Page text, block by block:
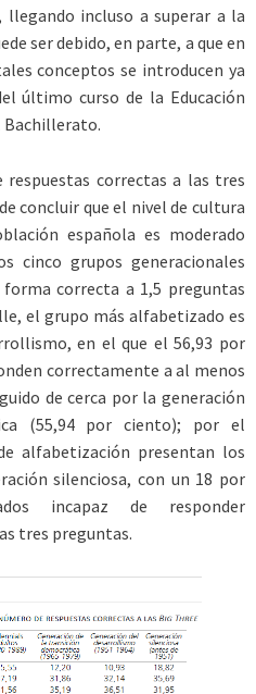
llegando incluso a superar a la
ser debido, en parte, a que en
conceptos se introducen ya
último curso de la Educación
Bachillerato.
respuestas correctas a las tres
concluir que el nivel de cultura
española es moderado
cinco grupos generacionales
correcta a 1,5 preguntas
el grupo más alfabetizado es
en el que el 56,93 por
correctamente a al menos
de cerca por la generación
(55,94 por ciento); por el
alfabetización presentan los
silenciosa, con un 18 por
incapaz de responder
tres preguntas.